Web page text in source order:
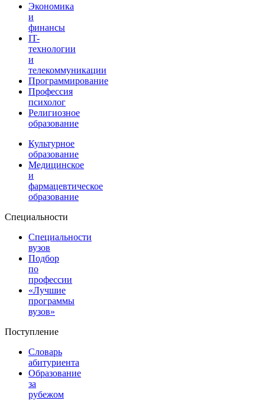
Экономика
и
финансы
IT-
технологии
и
телекоммуникации
Программирование
Профессия
психолог
Религиозное
образование
Культурное
образование
Медицинское
и
фармацевтическое
образование
Специальности
Специальности
вузов
Подбор
по
профессии
«Лучшие
программы
вузов»
Поступление
Словарь
абитуриента
Образование
за
рубежом